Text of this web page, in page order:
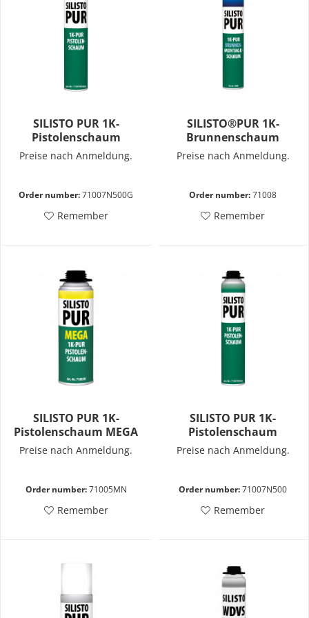
SILISTO PUR 1K-
Pistolenschaum
Preise nach Anmeldung.
Order number:71007N500G
Remember
SILISTO®PUR 1K-
Brunnenschaum
Preise nach Anmeldung.
Order number:71008
Remember
SILISTO PUR 1K-
Pistolenschaum MEGA
B2
Preise nach Anmeldung.
Order number:71005MN
Remember
SILISTO PUR 1K-
Pistolenschaum
Preise nach Anmeldung.
Order number:71007N500
Remember